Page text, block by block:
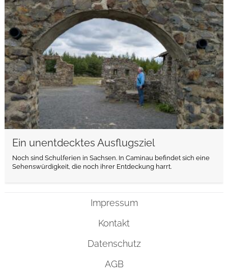
Ein unentdecktes Ausflugsziel
Noch sind Schulferien in Sachsen. In Caminau befindet sich eine
Sehenswürdigkeit, die noch ihrer Entdeckung harrt.
weiterlesen
Impressum
Kontakt
Datenschutz
AGB